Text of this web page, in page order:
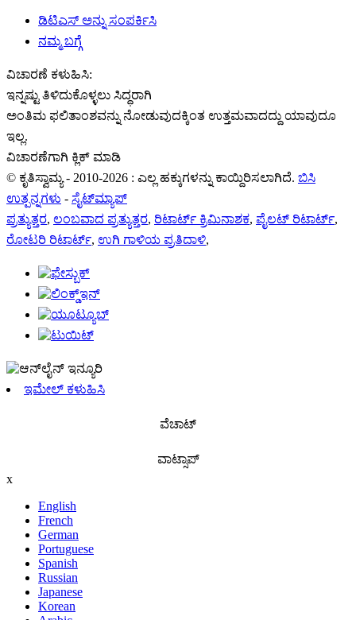
ಡಿಟಿಎಸ್ ಅನ್ನು ಸಂಪರ್ಕಿಸಿ
ನಮ್ಮ ಬಗ್ಗೆ
ವಿಚಾರಣೆ ಕಳುಹಿಸಿ:
ಇನ್ನಷ್ಟು ತಿಳಿದುಕೊಳ್ಳಲು ಸಿದ್ಧರಾಗಿ
ಅಂತಿಮ ಫಲಿತಾಂಶವನ್ನು ನೋಡುವುದಕ್ಕಿಂತ ಉತ್ತಮವಾದದ್ದು ಯಾವುದೂ
ಇಲ್ಲ.
ವಿಚಾರಣೆಗಾಗಿ ಕ್ಲಿಕ್ ಮಾಡಿ
© ಕೃತಿಸ್ವಾಮ್ಯ - 2010-2026 : ಎಲ್ಲ ಹಕ್ಕುಗಳನ್ನು ಕಾಯ್ದಿರಿಸಲಾಗಿದೆ. ಬಿಸಿ
ಉತ್ಪನ್ನಗಳು - ಸೈಟ್‌ಮ್ಯಾಪ್
ಪ್ರತ್ಯುತ್ತರ, ಲಂಬವಾದ ಪ್ರತ್ಯುತ್ತರ, ರಿಟಾರ್ಟ್ ಕ್ರಿಮಿನಾಶಕ, ಪೈಲಟ್ ರಿಟಾರ್ಟ್,
ರೋಟರಿ ರಿಟಾರ್ಟ್, ಉಗಿ ಗಾಳಿಯ ಪ್ರತಿದಾಳಿ,
ಇಮೇಲ್ ಕಳುಹಿಸಿ
ವೆಚಾಟ್
ವಾಟ್ಸಾಪ್
x
English
French
German
Portuguese
Spanish
Russian
Japanese
Korean